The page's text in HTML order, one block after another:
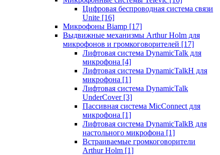
Цифровая беспроводная система связи
Unite [16]
Микрофоны Biamp [17]
Выдвижные механизмы Arthur Holm для
микрофонов и громкоговорителей [17]
Лифтовая система DynamicTalk для
микрофона [4]
Лифтовая система DynamicTalkH для
микрофона [1]
Лифтовая система DynamicTalk
UnderCover [3]
Пассивная система MicConnect для
микрофона [1]
Лифтовая система DynamicTalkB для
настольного микрофона [1]
Встраиваемые громкоговорители
Arthur Holm [1]